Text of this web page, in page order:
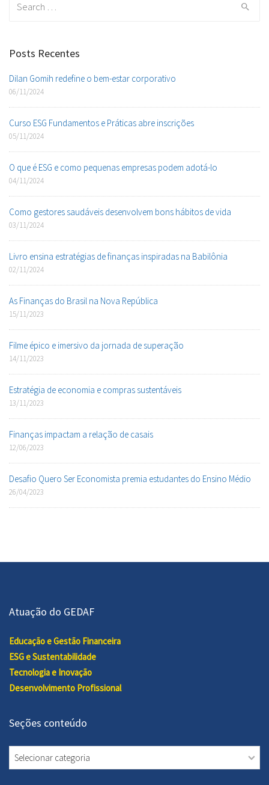
Posts Recentes
Dilan Gomih redefine o bem-estar corporativo
06/11/2024
Curso ESG Fundamentos e Práticas abre inscrições
05/11/2024
O que é ESG e como pequenas empresas podem adotá-lo
04/11/2024
Como gestores saudáveis desenvolvem bons hábitos de vida
03/11/2024
Livro ensina estratégias de finanças inspiradas na Babilônia
02/11/2024
As Finanças do Brasil na Nova República
15/11/2023
Filme épico e imersivo da jornada de superação
14/11/2023
Estratégia de economia e compras sustentáveis
13/11/2023
Finanças impactam a relação de casais
12/06/2023
Desafio Quero Ser Economista premia estudantes do Ensino Médio
26/04/2023
Atuação do GEDAF
Educação e Gestão Financeira
ESG e Sustentabilidade
Tecnologia e Inovação
Desenvolvimento Profissional
Seções conteúdo
Seções
conteúdo